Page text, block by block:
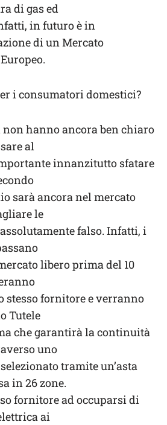
di gas ed
in futuro è in
di un Mercato
i consumatori domestici?
hanno ancora ben chiaro
al
innanzitutto sfatare
sarà ancora nel mercato
le
falso. Infatti, i
libero prima del 10
stesso fornitore e verranno
Tutele
che garantirà la continuità
uno
tramite un’asta
in 26 zone.
fornitore ad occuparsi di
ai